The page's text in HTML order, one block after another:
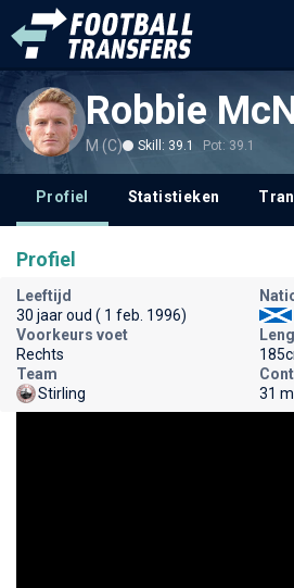
Robbie
M (C) Skill: 39.1 Pot: 39.1
Profiel Statistieken
Profiel
Leeftijd
30 jaar oud ( 1 feb. 1996)
Voorkeurs voet
Rechts
Team
Stirling
31